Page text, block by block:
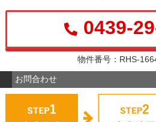
0439-
物件番号：RHS-
お問合わせ